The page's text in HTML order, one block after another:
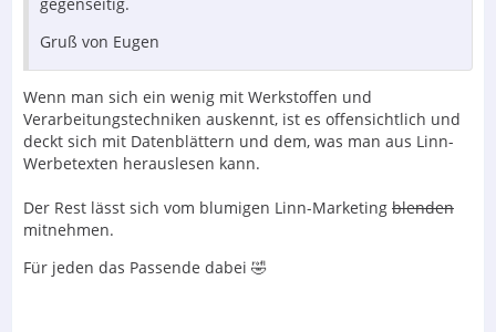
Gruß von Eugen
Wenn man sich ein wenig mit Werkstoffen und
Verarbeitungstechniken auskennt, ist es offensichtlich und
deckt sich mit Datenblättern und dem, was man aus Linn-
Werbetexten herauslesen kann.
Der Rest lässt sich vom blumigen Linn-Marketing blenden
mitnehmen.
Für jeden das Passende dabei 🤣